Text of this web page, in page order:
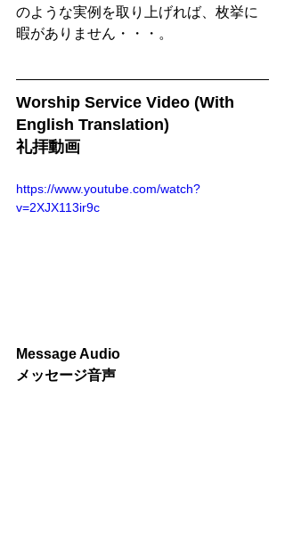
のような実例を取り上げれば、枚挙に
暇がありません・・・。
Worship Service Video (With
English Translation)
礼拝動画
https://www.youtube.com/watch?
v=2XJX113ir9c
Message Audio
メッセージ音声